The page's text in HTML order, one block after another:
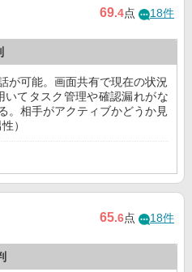
69.4点 18件
が可能。画面共有で現在の状況
いてタスク管理や確認漏れがな
。相手がアクティブかどうか見
）
65.6点 18件